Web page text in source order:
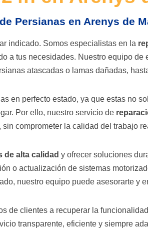
Persianas en Arenys de
indicado. Somos especialistas en la
a tus necesidades. Nuestro equipo
atascadas o lamas dañadas,
en perfecto estado, ya que estas no
Por ello, nuestro servicio de
sin comprometer la calidad del trabajo
de alta calidad y ofrecer soluciones
o actualización de sistemas
nuestro equipo puede asesorarte y
de clientes a recuperar la
transparente, eficiente y siempre